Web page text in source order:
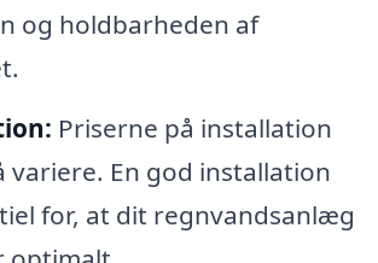
og holdbarheden af
Priserne på installation
variere. En god installation
for, at dit regnvandsanlæg